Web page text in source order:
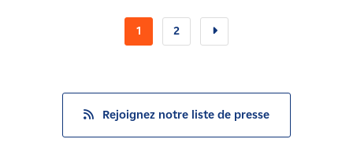
1 2
Rejoignez notre liste de presse